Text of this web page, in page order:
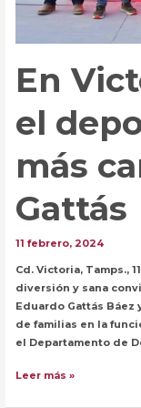
En
el
más
Gattás
11 febrero, 2024
Cd. Victoria, Tamps.,
diversión y sana
Eduardo Gattás Báez
de familias en la
el Departamento de
En
Leer más »